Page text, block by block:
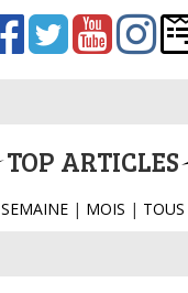
TOP ARTICLES
SEMAINE| MOIS | TOUS